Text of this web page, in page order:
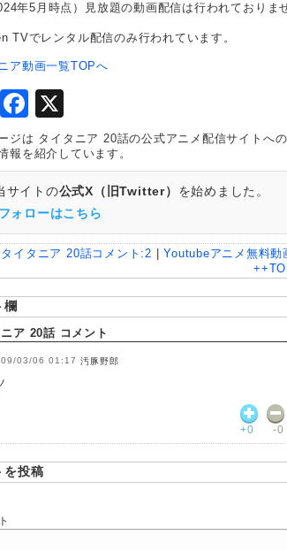
年5月時点）見放題の動画配信は行われておりま
TVでレンタル配信のみ行われています。
ア動画一覧TOPへ
LineFacebook
ジは タイタニア 20話の公式アニメ配信サイトへの
報を紹介しています。
サイトの公式X（旧Twitter） を始めました。
フォローはこちら
タイタニア 20話コメント: 2 |Youtubeアニメ無料動
欄
ア 20話 コメント
03/06 01:17 汚豚野郎
+0 -0
を投稿